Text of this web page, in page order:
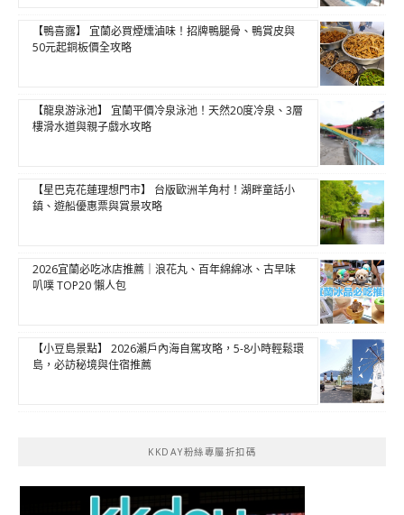
【鴨喜露】 宜蘭必買煙燻滷味！招牌鴨腿骨、鴨賞皮與
50元起銅板價全攻略
【龍泉游泳池】 宜蘭平價冷泉泳池！天然20度冷泉、3層
樓滑水道與親子戲水攻略
【星巴克花蓮理想門市】 台版歐洲羊角村！湖畔童話小
鎮、遊船優惠票與賞景攻略
2026宜蘭必吃冰店推薦｜浪花丸、百年綿綿冰、古早味
叭噗 TOP20 懶人包
【小豆島景點】 2026瀨戶內海自駕攻略，5-8小時輕鬆環
島，必訪秘境與住宿推薦
KKDAY粉絲專屬折扣碼